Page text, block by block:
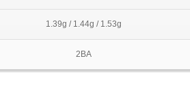
1.39g / 1.44g / 1.53g
2BA